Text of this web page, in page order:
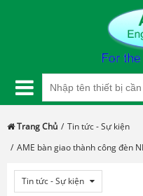
Trang Chủ
Tin tức - Sự kiện
AME bàn giao thành công đèn
Tin tức - Sự kiện